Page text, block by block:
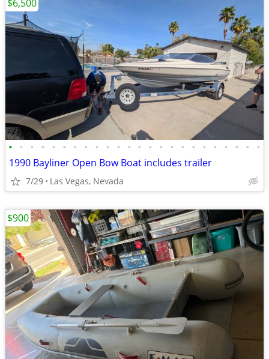
• • • • • • • • • • • • • • • • • • • • • • • •
1990 Bayliner Open Bow Boat includes trailer
7/29 Las Vegas, Nevada
$6,500
$900